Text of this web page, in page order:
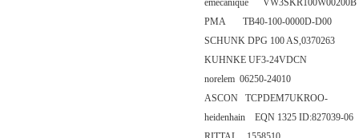
emecanique VW3SKR100W00200B
PMA TB40-100-0000D-D00
SCHUNK DPG 100 AS,0370263
KUHNKE UF3-24VDCN
norelem 06250-24010
ASCON TCPDEM7UKROO-
heidenhain EQN 1325 ID:827039-06